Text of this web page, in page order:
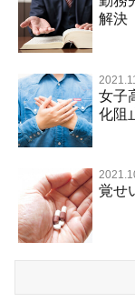
文書偽造・偽造
著作権法違反・
放火・失火
名誉棄損罪・侮
解決
女子
化阻
覚せ